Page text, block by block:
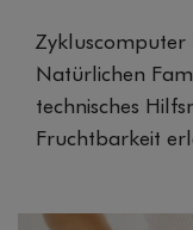
Natürlichen
technisches
Fruchtbarkeit